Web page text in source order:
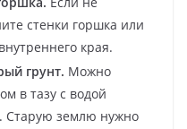
стенки горшка или
края.
грунт. Можно
в тазу с водой
Старую землю нужно